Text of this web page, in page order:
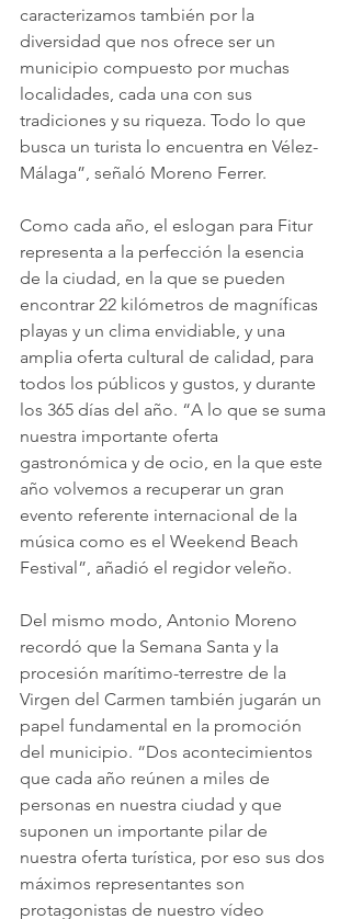
caracterizamos también por la
diversidad que nos ofrece ser un
municipio compuesto por muchas
localidades, cada una con sus
tradiciones y su riqueza. Todo lo que
busca un turista lo encuentra en Vélez-
Málaga”, señaló Moreno Ferrer.
Como cada año, el eslogan para Fitur
representa a la perfección la esencia
de la ciudad, en la que se pueden
encontrar 22 kilómetros de magníficas
playas y un clima envidiable, y una
amplia oferta cultural de calidad, para
todos los públicos y gustos, y durante
los 365 días del año. “A lo que se suma
nuestra importante oferta
gastronómica y de ocio, en la que este
año volvemos a recuperar un gran
evento referente internacional de la
música como es el Weekend Beach
Festival”, añadió el regidor veleño.
Del mismo modo, Antonio Moreno
recordó que la Semana Santa y la
procesión marítimo-terrestre de la
Virgen del Carmen también jugarán un
papel fundamental en la promoción
del municipio. “Dos acontecimientos
que cada año reúnen a miles de
personas en nuestra ciudad y que
suponen un importante pilar de
nuestra oferta turística, por eso sus dos
máximos representantes son
protagonistas de nuestro vídeo